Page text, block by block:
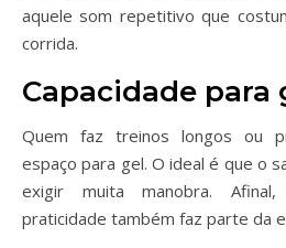
aquele som repetitivo que
corrida.
Capacidade para
Quem faz treinos longos ou
espaço para gel. O ideal é que o
exigir muita manobra.
praticidade também faz parte da